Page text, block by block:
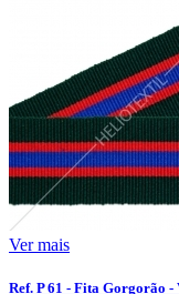
Ver mais
Ref. P 61 - Fita Gorgorão